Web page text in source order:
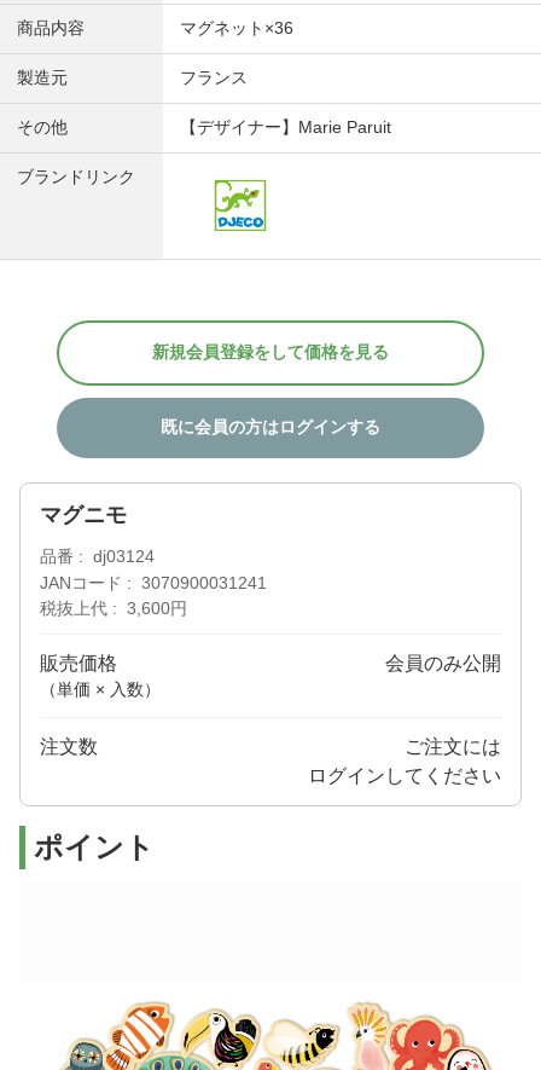
商品内容 マグネット×36
製造元 フランス
その他 【デザイナー】Marie Paruit
ブランドリンク
新規会員登録をして価格を見る
既に会員の方はログインする
マグニモ
品番
dj03124
JANコード
3070900031241
税抜上代
3,600円
販売価格
（単価 × 入数）
会員のみ公開
注文数
ご注文には
ログイン してください
ポイント